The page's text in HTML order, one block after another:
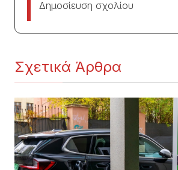
Δημοσίευση σχολίου
Σχετικά Άρθρα